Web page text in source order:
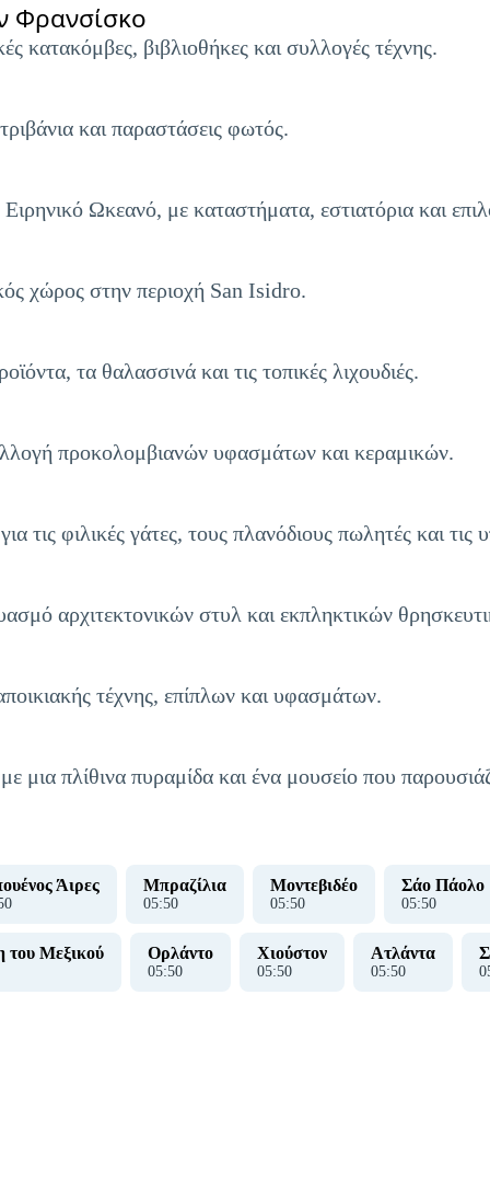
Φρανσίσκο
κατακόμβες, βιβλιοθήκες και συλλογές τέχνης.
και παραστάσεις φωτός.
Ωκεανό, με καταστήματα, εστιατόρια και
χώρος στην περιοχή San Isidro.
τα θαλασσινά και τις τοπικές λιχουδιές.
προκολομβιανών υφασμάτων και κεραμικών.
φιλικές γάτες, τους πλανόδιους πωλητές και τις
αρχιτεκτονικών στυλ και εκπληκτικών
τέχνης, επίπλων και υφασμάτων.
μια πλίθινα πυραμίδα και ένα μουσείο που
Άιρες Μπραζίλια
05:51
Μοντεβιδέο
05:51
Σάο Πάολο
05:51
του Μεξικού Ορλάντο
05:51
Χιούστον
05:51
Ατλάντα
05:51